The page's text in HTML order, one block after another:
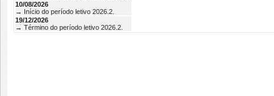
10/08/2026
→ Início do período letivo 2026.2.
19/12/2026
→ Término do período letivo 2026.2.